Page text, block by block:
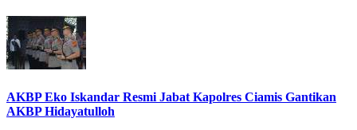
AKBP Eko Iskandar Resmi Jabat Kapolres Ciamis Gantikan
AKBP Hidayatulloh